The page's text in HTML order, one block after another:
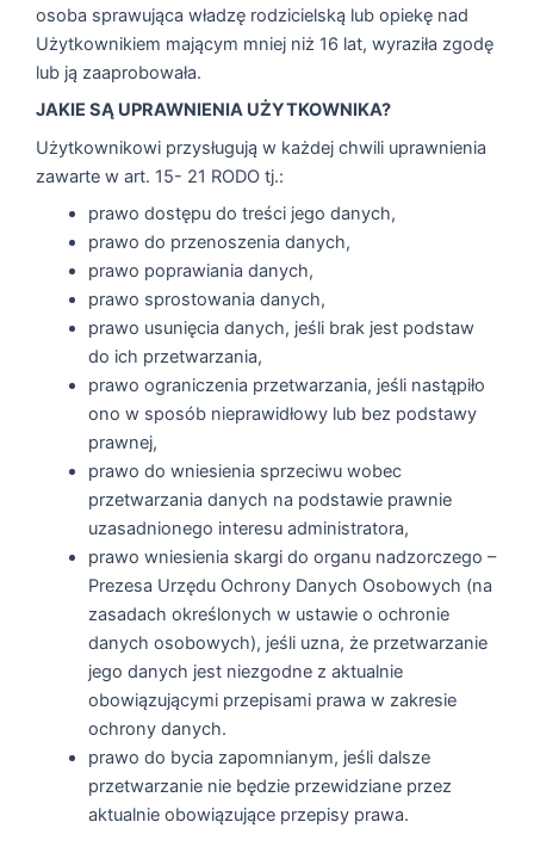
osoba sprawująca władzę rodzicielską lub opiekę nad
Użytkownikiem mającym mniej niż 16 lat, wyraziła zgodę
lub ją zaaprobowała.
JAKIE SĄ UPRAWNIENIA UŻYTKOWNIKA?
Użytkownikowi przysługują w każdej chwili uprawnienia
zawarte w art. 15- 21 RODO tj.:
prawo dostępu do treści jego danych,
prawo do przenoszenia danych,
prawo poprawiania danych,
prawo sprostowania danych,
prawo usunięcia danych, jeśli brak jest podstaw
do ich przetwarzania,
prawo ograniczenia przetwarzania, jeśli nastąpiło
ono w sposób nieprawidłowy lub bez podstawy
prawnej,
prawo do wniesienia sprzeciwu wobec
przetwarzania danych na podstawie prawnie
uzasadnionego interesu administratora,
prawo wniesienia skargi do organu nadzorczego –
Prezesa Urzędu Ochrony Danych Osobowych (na
zasadach określonych w ustawie o ochronie
danych osobowych), jeśli uzna, że przetwarzanie
jego danych jest niezgodne z aktualnie
obowiązującymi przepisami prawa w zakresie
ochrony danych.
prawo do bycia zapomnianym, jeśli dalsze
przetwarzanie nie będzie przewidziane przez
aktualnie obowiązujące przepisy prawa.